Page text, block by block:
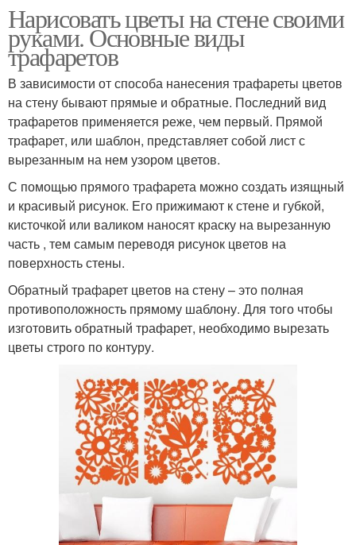
Нарисовать цветы на стене своими
руками. Основные виды
трафаретов
В зависимости от способа нанесения трафареты цветов
на стену бывают прямые и обратные. Последний вид
трафаретов применяется реже, чем первый. Прямой
трафарет, или шаблон, представляет собой лист с
вырезанным на нем узором цветов.
С помощью прямого трафарета можно создать изящный
и красивый рисунок. Его прижимают к стене и губкой,
кисточкой или валиком наносят краску на вырезанную
часть , тем самым переводя рисунок цветов на
поверхность стены.
Обратный трафарет цветов на стену – это полная
противоположность прямому шаблону. Для того чтобы
изготовить обратный трафарет, необходимо вырезать
цветы строго по контуру.